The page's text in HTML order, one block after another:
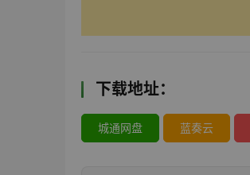
下载地址：
城通网盘 蓝奏云